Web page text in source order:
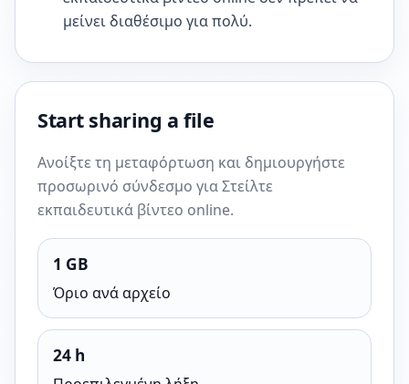
μείνει διαθέσιμο για πολύ.
Start sharing a file
Ανοίξτε τη μεταφόρτωση και δημιουργήστε
προσωρινό σύνδεσμο για Στείλτε
εκπαιδευτικά βίντεο online.
1 GB
Όριο ανά αρχείο
24 h